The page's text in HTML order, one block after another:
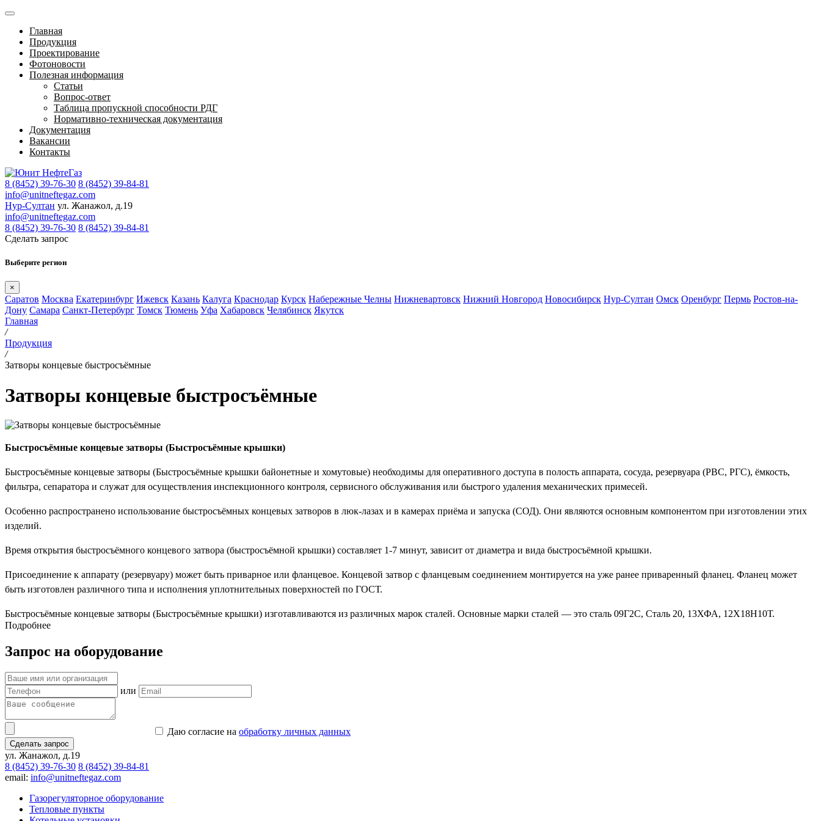
Главная
Продукция
Проектирование
Фотоновости
Полезная информация
Статьи
Вопрос-ответ
Таблица пропускной способности РДГ
Нормативно-техническая документация
Документация
Вакансии
Контакты
8 (8452) 39-76-30 8 (8452) 39-84-81
info@unitneftegaz.com
Нур-Султан ул. Жанажол, д.19
info@unitneftegaz.com
8 (8452) 39-76-30 8 (8452) 39-84-81
Сделать запрос
Выберите регион
×
Саратов Москва Екатеринбург Ижевск Казань Калуга Краснодар Курск Набережные Челны Нижневартовск Нижний Новгород Новосибирск Нур-Султан Омск Оренбург Пермь Ростов-на-
Дону Самара Санкт-Петербург Томск Тюмень Уфа Хабаровск Челябинск Якутск
Главная
/
Продукция
/
Затворы концевые быстросъёмные
Затворы концевые быстросъёмные
Быстросъёмные концевые затворы (Быстросъёмные крышки)
Быстросъёмные концевые затворы (Быстросъёмные крышки байонетные и хомутовые) необходимы для оперативного доступа в полость аппарата, сосуда, резервуара (РВС, РГС), ёмкость,
фильтра, сепаратора и служат для осуществления инспекционного контроля, сервисного обслуживания или быстрого удаления механических примесей.
Особенно распространено использование быстросъёмных концевых затворов в люк-лазах и в камерах приёма и запуска (СОД). Они являются основным компонентом при изготовлении этих
изделий.
Время открытия быстросъёмного концевого затвора (быстросъёмной крышки) составляет 1-7 минут, зависит от диаметра и вида быстросъёмной крышки.
Присоединение к аппарату (резервуару) может быть приварное или фланцевое. Концевой затвор с фланцевым соединением монтируется на уже ранее приваренный фланец. Фланец может
быть изготовлен различного типа и исполнения уплотнительных поверхностей по ГОСТ.
Быстросъёмные концевые затворы (Быстросъёмные крышки) изготавливаются из различных марок сталей. Основные марки сталей — это сталь 09Г2С, Сталь 20, 13ХФА, 12Х18Н10Т.
Производим байонетные и хомутовые концевые затворы следующих диаметров: 150; 200; 250; 300; 400; 500; 600; 700; 800; 900; 1000; 1200 мм.
Подробнее
Запрос на оборудование
или
Даю согласие на обработку личных данных
Сделать запрос
ул. Жанажол, д.19
8 (8452) 39-76-30 8 (8452) 39-84-81
email: info@unitneftegaz.com
Газорегуляторное оборудование
Тепловые пункты